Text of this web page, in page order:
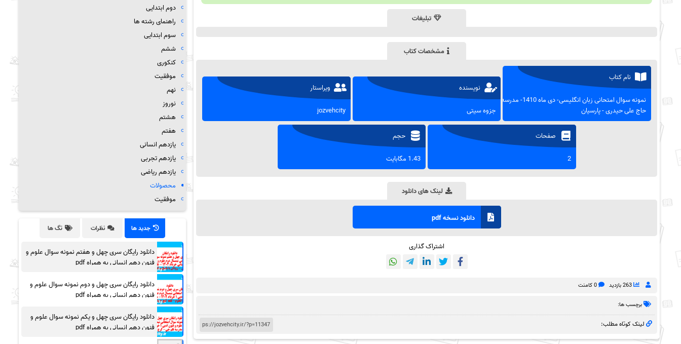
تبلیغات
مشخصات کتاب
نام کتاب
نمونه سوال امتحانی زبان انگلیسی- دی ماه 1410- مدرسه
حاج علی حیدری - پارسیان
نویسنده
جزوه سیتی
ویراستار
jozvehcity
صفحات
2
حجم
1.43 مگابایت
لینک های دانلود
دانلود نسخه pdf
اشتراک گذاری
263 بازدید 0 کامنت
برچسب ها:
لینک کوتاه مطلب:
دوم ابتدایی
راهنمای رشته ها
سوم ابتدایی
ششم
کنکوری
موفقیت
نهم
نوروز
هشتم
هفتم
یازدهم انسانی
یازدهم تجربی
یازدهم ریاضی
محصولات
موفقیت
جدید ها نظرات تگ ها
دانلود رایگان سری چهل و هفتم نمونه سوال علوم و
فنون دهم انسانی به همراه pdf
دانلود رایگان سری چهل و دوم نمونه سوال علوم و
فنون دهم انسانی به همراه pdf
دانلود رایگان سری چهل و یکم نمونه سوال علوم و
فنون دهم انسانی به همراه pdf